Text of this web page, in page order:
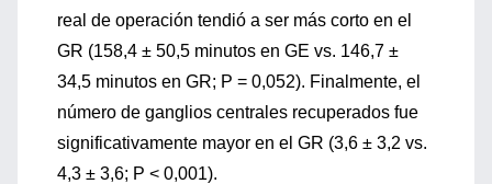
real de operación tendió a ser más corto en el
GR (158,4 ± 50,5 minutos en GE vs. 146,7 ±
34,5 minutos en GR; P = 0,052). Finalmente, el
número de ganglios centrales recuperados fue
significativamente mayor en el GR (3,6 ± 3,2 vs.
4,3 ± 3,6; P < 0,001).